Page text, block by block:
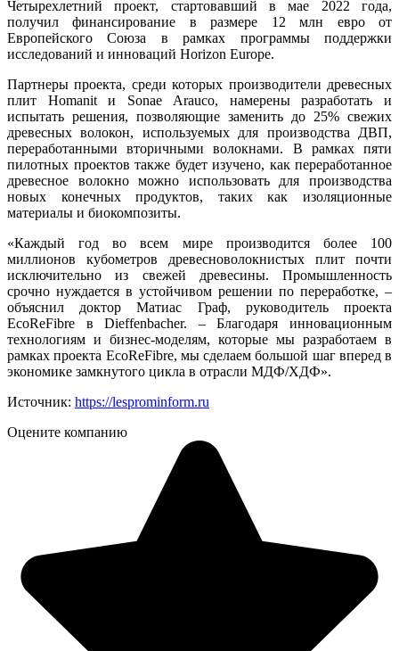
Четырехлетний проект, стартовавший в мае 2022 года,
получил финансирование в размере 12 млн евро от
Европейского Союза в рамках программы поддержки
исследований и инноваций Horizon Europe.
Партнеры проекта, среди которых производители древесных
плит Homanit и Sonae Arauco, намерены разработать и
испытать решения, позволяющие заменить до 25% свежих
древесных волокон, используемых для производства ДВП,
переработанными вторичными волокнами. В рамках пяти
пилотных проектов также будет изучено, как переработанное
древесное волокно можно использовать для производства
новых конечных продуктов, таких как изоляционные
материалы и биокомпозиты.
«Каждый год во всем мире производится более 100
миллионов кубометров древесноволокнистых плит почти
исключительно из свежей древесины. Промышленность
срочно нуждается в устойчивом решении по переработке, –
объяснил доктор Матиас Граф, руководитель проекта
EcoReFibre в Dieffenbacher. – Благодаря инновационным
технологиям и бизнес-моделям, которые мы разработаем в
рамках проекта EcoReFibre, мы сделаем большой шаг вперед в
экономике замкнутого цикла в отрасли МДФ/ХДФ».
Источник: https://lesprominform.ru
Оцените компанию